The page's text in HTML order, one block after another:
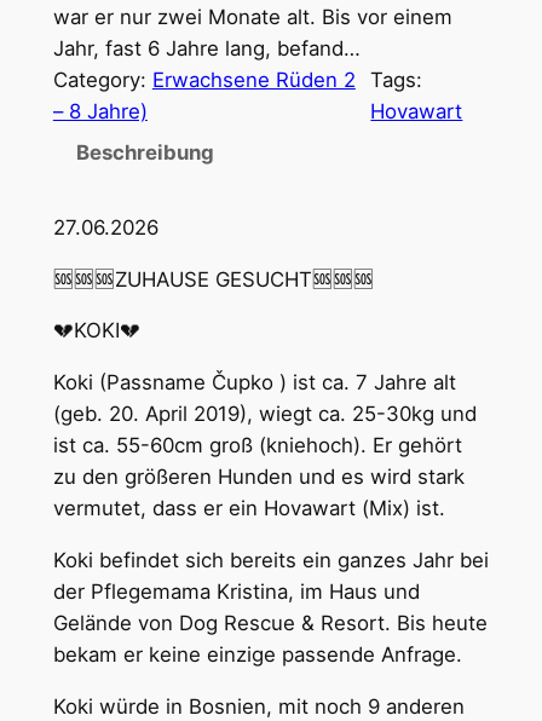
war er nur zwei Monate alt. Bis vor einem
Jahr, fast 6 Jahre lang, befand…
Category: Erwachsene Rüden 2
– 8 Jahre)
Tags:
Hovawart
Beschreibung
27.06.2026
🆘🆘🆘ZUHAUSE GESUCHT🆘🆘🆘
💔KOKI💔
Koki (Passname Čupko ) ist ca. 7 Jahre alt
(geb. 20. April 2019), wiegt ca. 25-30kg und
ist ca. 55-60cm groß (kniehoch). Er gehört
zu den größeren Hunden und es wird stark
vermutet, dass er ein Hovawart (Mix) ist.
Koki befindet sich bereits ein ganzes Jahr bei
der Pflegemama Kristina, im Haus und
Gelände von Dog Rescue & Resort. Bis heute
bekam er keine einzige passende Anfrage.
Koki würde in Bosnien, mit noch 9 anderen